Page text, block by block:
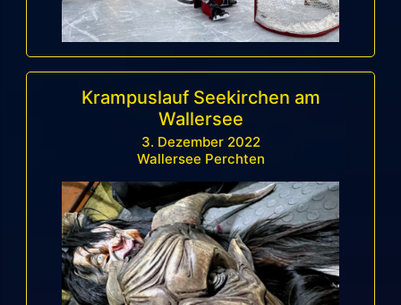
Krampuslauf Seekirchen am
Wallersee
3. Dezember 2022
Wallersee Perchten